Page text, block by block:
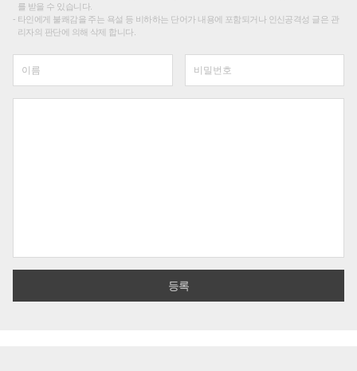
를 받을 수 있습니다.
타인에게 불쾌감을 주는 욕설 등 비하하는 단어가 내용에 포함되거나 인신공격성 글은 관
리자의 판단에 의해 삭제 합니다.